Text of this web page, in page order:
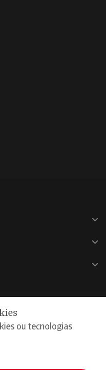
ou tecnologias